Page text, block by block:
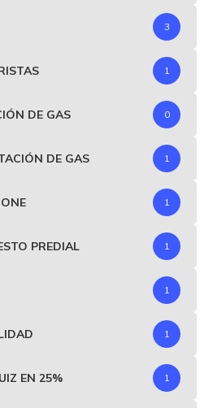
3
1
DE GAS 0
DE GAS 1
1
PREDIAL 1
1
1
EN 25% 1